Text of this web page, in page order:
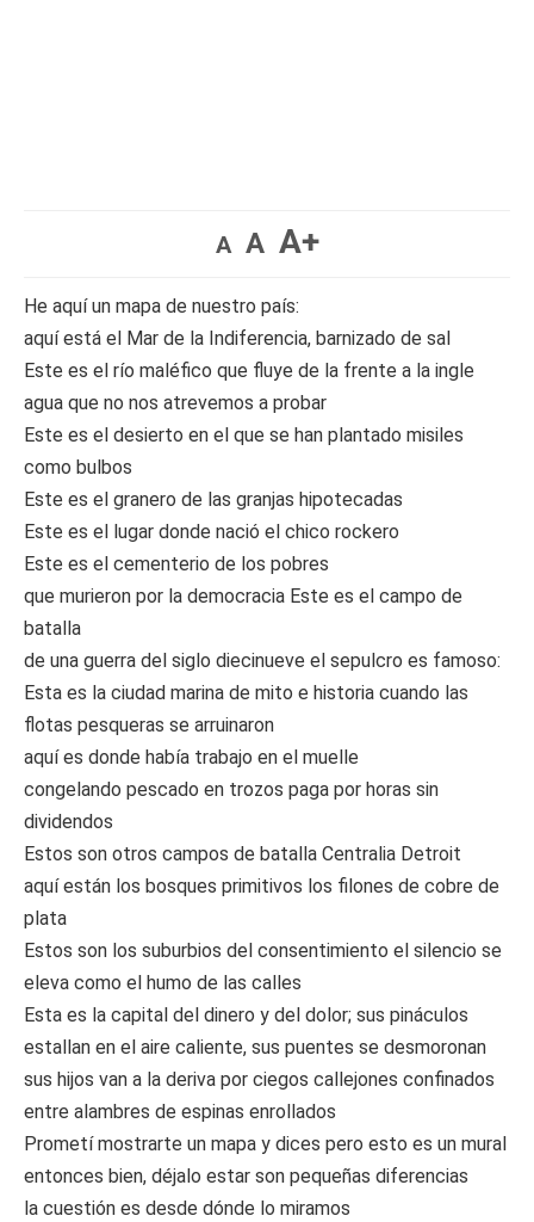
A A A+
He aquí un mapa de nuestro país:
aquí está el Mar de la Indiferencia, barnizado de sal
Este es el río maléfico que fluye de la frente a la ingle
agua que no nos atrevemos a probar
Este es el desierto en el que se han plantado misiles
como bulbos
Este es el granero de las granjas hipotecadas
Este es el lugar donde nació el chico rockero
Este es el cementerio de los pobres
que murieron por la democracia Este es el campo de
batalla
de una guerra del siglo diecinueve el sepulcro es famoso:
Esta es la ciudad marina de mito e historia cuando las
flotas pesqueras se arruinaron
aquí es donde había trabajo en el muelle
congelando pescado en trozos paga por horas sin
dividendos
Estos son otros campos de batalla Centralia Detroit
aquí están los bosques primitivos los filones de cobre de
plata
Estos son los suburbios del consentimiento el silencio se
eleva como el humo de las calles
Esta es la capital del dinero y del dolor; sus pináculos
estallan en el aire caliente, sus puentes se desmoronan
sus hijos van a la deriva por ciegos callejones confinados
entre alambres de espinas enrollados
Prometí mostrarte un mapa y dices pero esto es un mural
entonces bien, déjalo estar son pequeñas diferencias
la cuestión es desde dónde lo miramos